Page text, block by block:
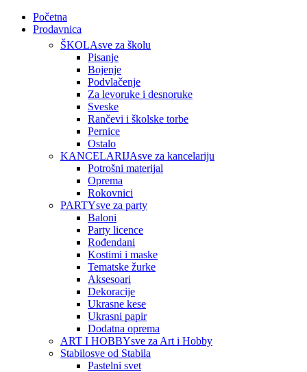
Početna
Prodavnica
ŠKOLAsve za školu
Pisanje
Bojenje
Podvlačenje
Za levoruke i desnoruke
Sveske
Rančevi i školske torbe
Pernice
Ostalo
KANCELARIJAsve za kancelariju
Potrošni materijal
Oprema
Rokovnici
PARTYsve za party
Baloni
Party licence
Rođendani
Kostimi i maske
Tematske žurke
Aksesoari
Dekoracije
Ukrasne kese
Ukrasni papir
Dodatna oprema
ART I HOBBYsve za Art i Hobby
Stabilosve od Stabila
Pastelni svet